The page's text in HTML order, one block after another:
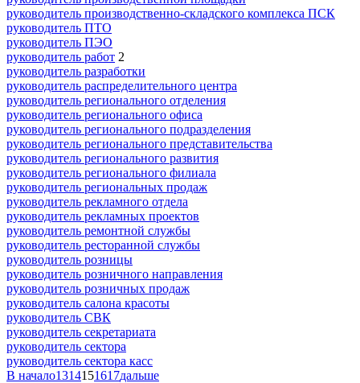
руководитель производственно-складского комплекса ПСК
руководитель ПТО
руководитель ПЭО
руководитель работ 2
руководитель разработки
руководитель распределительного центра
руководитель регионального отделения
руководитель регионального офиса
руководитель регионального подразделения
руководитель регионального представительства
руководитель регионального развития
руководитель регионального филиала
руководитель региональных продаж
руководитель рекламного отдела
руководитель рекламных проектов
руководитель ремонтной службы
руководитель ресторанной службы
руководитель розницы
руководитель розничного направления
руководитель розничных продаж
руководитель салона красоты
руководитель СВК
руководитель секретариата
руководитель сектора
руководитель сектора касс
В начало1314151617дальше